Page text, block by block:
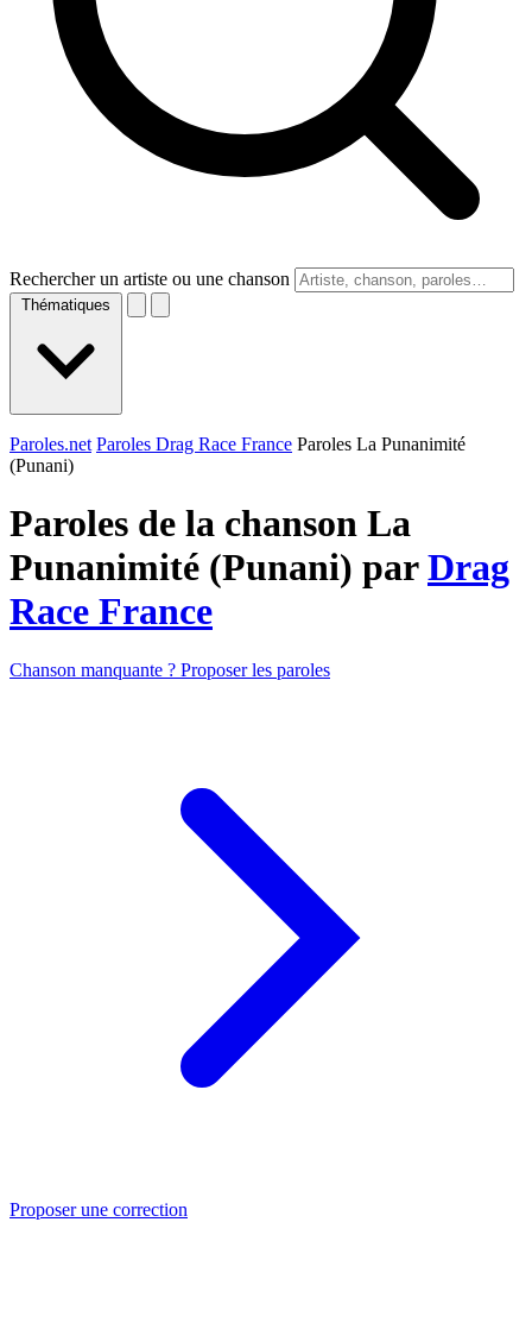
Rechercher un artiste ou une chanson
Thématiques
Paroles.net Paroles Drag Race France Paroles La Punanimité
(Punani)
Paroles de la chanson La
Punanimité (Punani) parDrag
Race France
Chanson manquante ? Proposer les paroles
Proposer une correction